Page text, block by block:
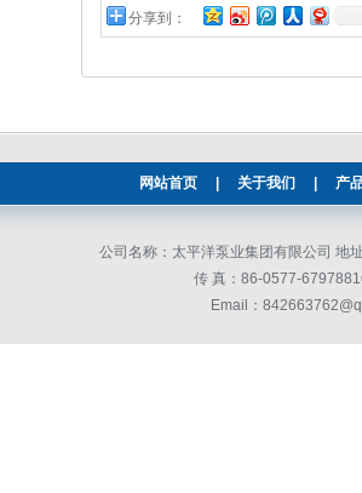
分享到：
网站首页 关于我们 产
公司名称：太平洋泵业集团有限公司 地
传 真：86-0577-
Email：